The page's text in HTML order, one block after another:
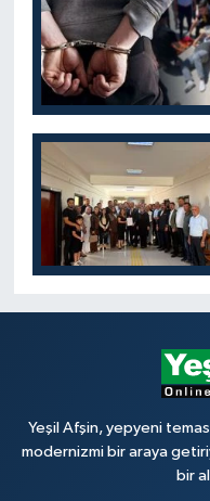
Yeşil Afşin, yepyeni
modernizmi bir araya
bir